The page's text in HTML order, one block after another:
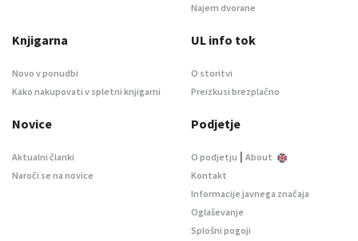
Najem dvorane
Knjigarna
Novo v ponudbi
Kako nakupovati v spletni knjigarni
UL info tok
O storitvi
Preizkusi brezplačno
Novice
Aktualni članki
Naroči se na novice
Podjetje
O podjetju | About
Kontakt
Informacije javnega značaja
Oglaševanje
Splošni pogoji